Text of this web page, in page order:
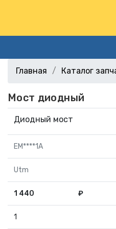
Главная Каталог
Мост диодный
Диодный мост
EM****1A
Utm
1 440 ₽
1